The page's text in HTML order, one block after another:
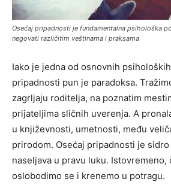
Osećaj pripadnosti je fundamentalna psihološka
negovati različitim veštinama i praksama
Iako je jedna od osnovnih
pripadnosti pun je paradoksa.
zagrljaju roditelja, na poznatim
prijateljima sličnih uverenja. A
u književnosti, umetnosti, među
prirodom. Osećaj pripadnosti je
naseljava u pravu luku.
oslobodimo se i krenemo u potragu.